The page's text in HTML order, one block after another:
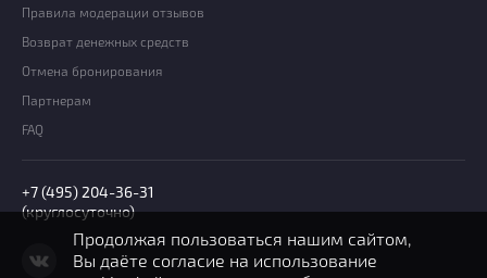
Правила модерации отзывов
Возврат денежных средств
Отмена бронирования
Партнерам
FAQ
+7 (495) 204-36-31
(круглосуточно)
Продолжая пользоваться нашим сайтом,
Вы даёте согласие на использование